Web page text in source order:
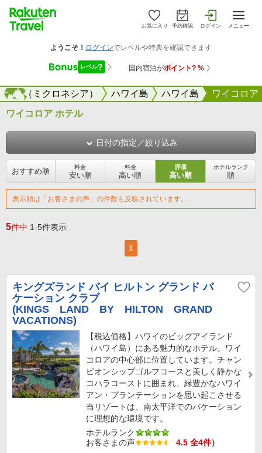
お気に入り 予約確認 ログイン メニュー
ン（ミクロネシア） ハワイ島 ハワイ島 ワイコロア
海外
ワイコロア ホテル
日付の指定／絞り込み
おすすめ順 料金
安い順
料金
高い順
評価
高い順
ホテルランク
順
表示順は「お客さまの声」の件数も反映されています。
5件中 1-5件表示
1
キングズランド バイ ヒルトン グランド バ
ケーション クラブ
(KINGS LAND BY HILTON GRAND
VACATIONS)
【税込価格】ハワイのビッグアイランド
（ハワイ島）にある魅力的なホテル。ワイ
コロアの中心部に位置しています。チャン
ピオンシップゴルフコースと美しく静かな
コハラコーストに囲まれ、緑豊かなハワイ
アン・プランテーションを思い起こさせる
当リゾートは、南太平洋でのバケーション
に理想的な環境です。
ホテルランク
お客さまの声
4.5 全4件）